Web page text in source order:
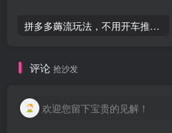
拼多多薅流玩法，不用开车推广，小白也可以纯利润日入700+-品小先项目发源地
评论 抢沙发
欢迎您留下宝贵的见解！